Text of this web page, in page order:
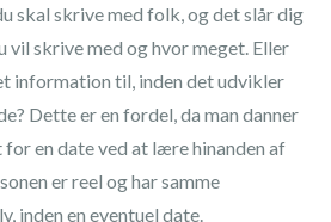
skal skrive med folk, og det slår dig
vil skrive med og hvor meget. Eller
information til, inden det udvikler
Dette er en fordel, da man danner
en date ved at lære hinanden af
er reel og har samme
inden en eventuel date.